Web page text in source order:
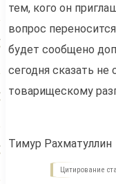
тем, кого он
вопрос
будет сообщено
сегодня сказать не
товарищескому
Тимур Рахматуллин
Цитирование